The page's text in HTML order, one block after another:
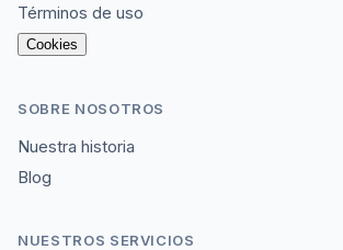
Términos de uso
Cookies
SOBRE NOSOTROS
Nuestra historia
Blog
NUESTROS SERVICIOS